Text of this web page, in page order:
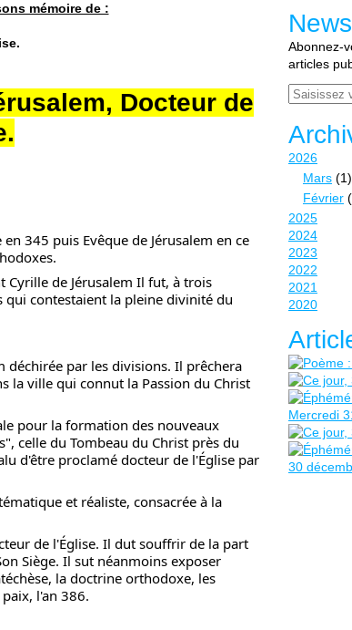
mémoire de :
Docteur de
345 puis Evêque de Jérusalem en ce
Cyrille de Jérusalem Il fut, à trois
qui contestaient la pleine divinité du
déchirée par les divisions. Il prêchera
la ville qui connut la Passion du Christ
pour la formation des nouveaux
celle du Tombeau du Christ près du
d'être proclamé docteur de l'Église par
et réaliste, consacrée à la
de l'Église. Il dut souffrir de la part
Siège. Il sut néanmoins exposer
la doctrine orthodoxe, les
l'an 386.
Abonnez-
articles
Email
2026
Mars (1)
Février
2025
2024
2023
2022
2021
2020